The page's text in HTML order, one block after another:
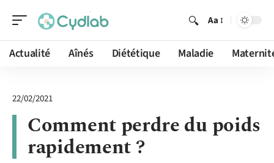
Aa
Actualité Aînés Diététique Maladie
22/02/2021
Comment perdre du poids
rapidement ?